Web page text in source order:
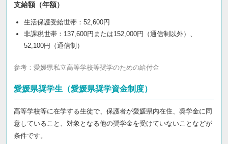
支給額（年額）
生活保護受給世帯：52,600円
非課税世帯：137,600円または152,000円（通信制以外）、
52,100円（通信制）
参考： 愛媛県私立高等学校等奨学のための給付金
愛媛県奨学生（愛媛県奨学資金制度）
高等学校等に在学する生徒で、保護者が愛媛県内在住、奨学金に同
意していること、対象となる他の奨学金を受けていないことなどが
条件です。